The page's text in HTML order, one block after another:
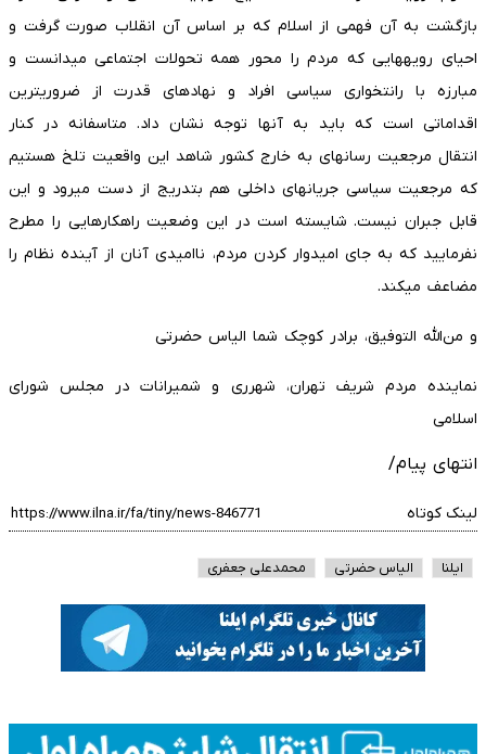
بازگشت به آن فهمی از اسلام که بر اساس آن انقلاب صورت گرفت و
احیای رویه­هایی که مردم را محور همه تحولات اجتماعی می­دانست و
مبارزه با رانت­خواری سیاسی افراد و نهادهای قدرت از ضروری­ترین
اقداماتی است که باید به آنها توجه نشان داد. متاسفانه در کنار
انتقال مرجعیت رسانه­ای به خارج کشور شاهد این واقعیت تلخ هستیم
که مرجعیت سیاسی جریانهای داخلی هم بتدریج از دست می­رود و این
قابل جبران نیست. شایسته است در این وضعیت راهکارهایی را مطرح
نفرمایید که به جای امیدوار کردن مردم، ناامیدی آنان از آینده نظام را
مضاعف می­کند.
و من‌الله التوفیق، برادر کوچک شما الیاس حضرتی
نماینده مردم شریف تهران، شهرری و شمیرانات در مجلس شورای
اسلامی
انتهای پیام/
لینک کوتاه
ایلنا الیاس حضرتی محمدعلی جعفری